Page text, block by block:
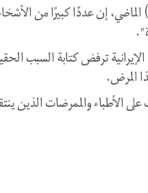
عن مشهد في البرلمان، يوم 27 مارس (آذار) الماضي، إن عددًا
ترفض كتابة السبب
المرض.
على الأطباء والممرضات الذين